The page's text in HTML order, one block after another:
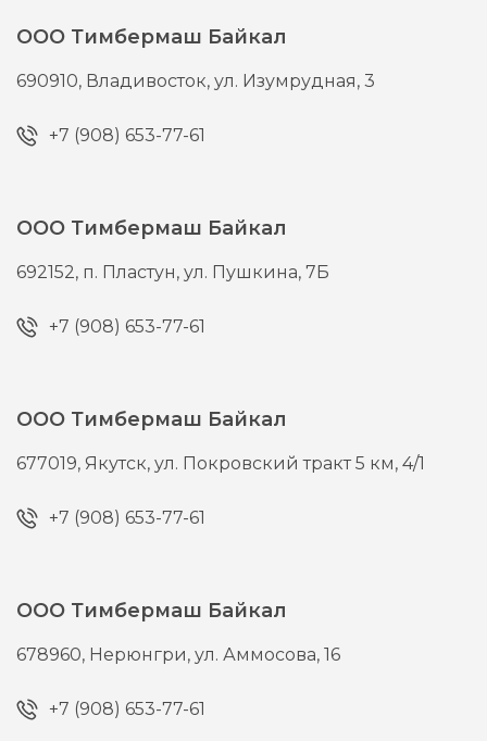
ООО Тимбермаш Байкал
690910, Владивосток,ул. Изумрудная, 3
+7 (908) 653-77-61
ООО Тимбермаш Байкал
692152, п. Пластун,ул. Пушкина, 7Б
+7 (908) 653-77-61
ООО Тимбермаш Байкал
677019, Якутск,ул. Покровский тракт 5 км, 4/1
+7 (908) 653-77-61
ООО Тимбермаш Байкал
678960, Нерюнгри,ул. Аммосова, 16
+7 (908) 653-77-61